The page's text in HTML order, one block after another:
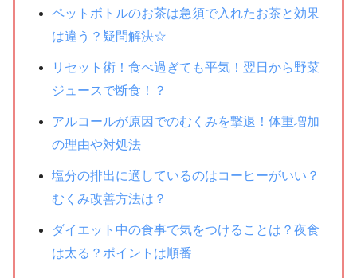
ペットボトルのお茶は急須で入れたお茶と効果
は違う？疑問解決☆
リセット術！食べ過ぎても平気！翌日から野菜
ジュースで断食！？
アルコールが原因でのむくみを撃退！体重増加
の理由や対処法
塩分の排出に適しているのはコーヒーがいい？
むくみ改善方法は？
ダイエット中の食事で気をつけることは？夜食
は太る？ポイントは順番